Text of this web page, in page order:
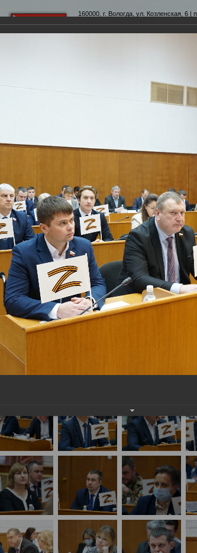
160000, г. Вологда, ул. Козленская, 6 |
я сессия Вологодской городской Думы